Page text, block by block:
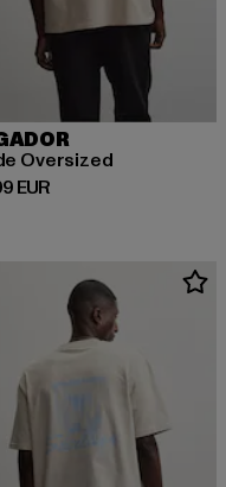
Oversized
EURPreis: 39,99 EUR